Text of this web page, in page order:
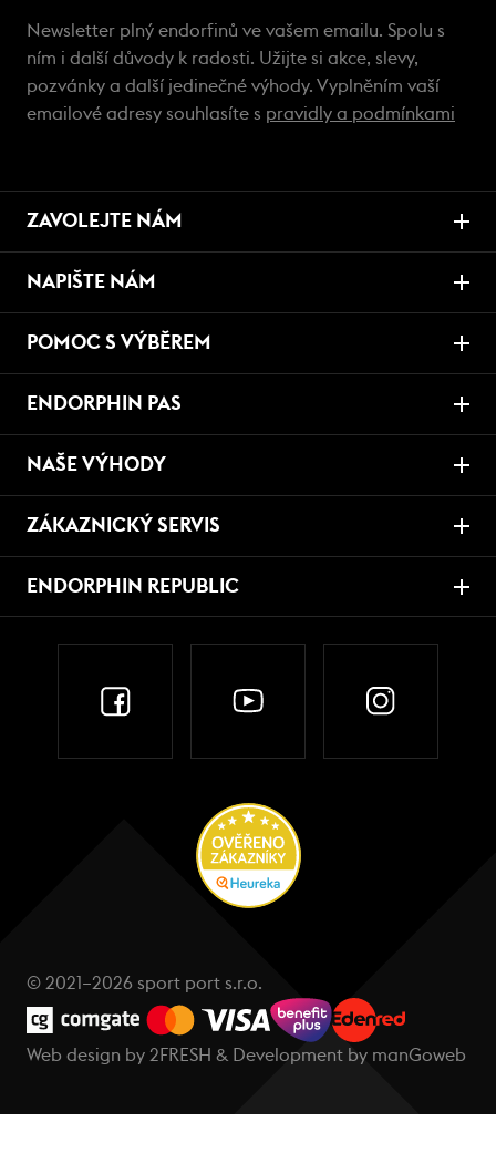
Newsletter plný endorfinů ve vašem emailu. Spolu s
ním i další důvody k radosti. Užijte si akce, slevy,
pozvánky a další jedinečné výhody. Vyplněním vaší
emailové adresy souhlasíte s pravidly a podmínkami
ZAVOLEJTE NÁM
NAPIŠTE NÁM
POMOC S VÝBĚREM
ENDORPHIN PAS
NAŠE VÝHODY
ZÁKAZNICKÝ SERVIS
ENDORPHIN REPUBLIC
© 2021–2026 sport port s.r.o.
Web design by 2FRESH & Development by manGoweb